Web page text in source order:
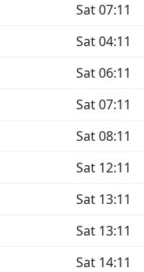
Sat 07:11
Sat 04:11
Sat 06:11
Sat 07:11
Sat 08:11
Sat 12:11
Sat 13:11
Sat 13:11
Sat 14:11